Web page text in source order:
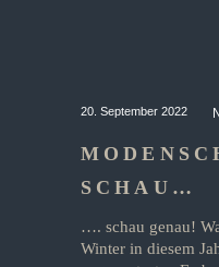
20. September 2022
SCHAU…
…. schau genau!
Winter in diesem